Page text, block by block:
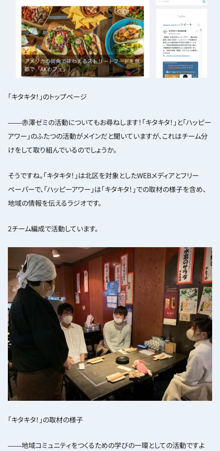
「キタキタ！」のトップページ
――赤澤ゼミの活動についてもお尋ねします！「キタキタ！」と「ハッピー
アワー」のふたつの活動がメインだと聞いていますが、これはチーム分
けをして取り組んでいるのでしょうか。
そうですね。「キタキタ！」は北区を対象としたWEBメディアとフリー
ペーパーで、「ハッピーアワー」は「キタキタ！」での取材の様子を含め、
地域の情報を伝えるラジオです。
2チーム編成で活動しています。
「キタキタ！」の取材の様子
――地域コミュニティをつくるための学びの一環としての活動ですよ